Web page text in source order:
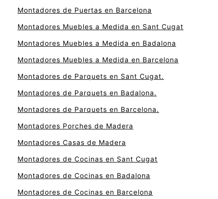
Montadores de Puertas en Barcelona
Montadores Muebles a Medida en Sant Cugat
Montadores Muebles a Medida en Badalona
Montadores Muebles a Medida en Barcelona
Montadores de Parquets en Sant Cugat.
Montadores de Parquets en Badalona.
Montadores de Parquets en Barcelona.
Montadores Porches de Madera
Montadores Casas de Madera
Montadores de Cocinas en Sant Cugat
Montadores de Cocinas en Badalona
Montadores de Cocinas en Barcelona